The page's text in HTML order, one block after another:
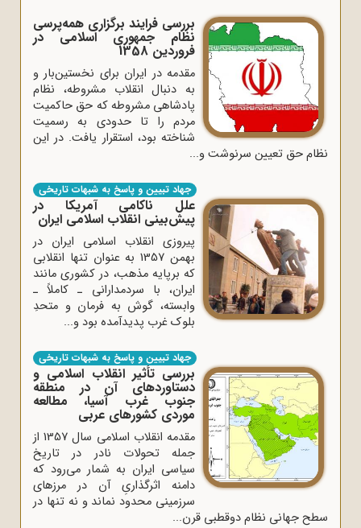
بررسی فرایند برگزاری همه‌پرسی
نظام جمهوری اسلامی در
فروردین 1358
مقدمه در ایران برای نخستین‌بار و
به دنبال انقلاب مشروطه، نظام
پادشاهی مشروطه که حق حاکمیت
مردم را تا حدودی به رسمیت
شناخته بود، استقرار یافت. در این
نظام حق تعیین سرنوشت و...
جهاد تبیین و پاسخ به شبهات تاریخی
علل ناکامی آمریکا در
پیش‌بینی انقلاب اسلامی ایران
پیروزی انقلاب اسلامی ایران در
بهمن 1357 به عنوان تنها انقلابی
که برپایه مذهب، در کشوری مانند
ایران، با سردمدارانی ـ کاملاً ـ
وابسته، گوش به فرمان و متحدِ
بلوک غرب پدیدآمده بود و...
جهاد تبیین و پاسخ به شبهات تاریخی
بررسی تأثیر انقلاب اسلامی و
دستاوردهای آن در منطقه
جنوب غرب آسیا، مطالعه
موردی کشورهای عربی
مقدمه انقلاب اسلامی سال 1357 از
جمله تحولات نادر در تاریخ
سیاسی ایران به شمار می‌رود که
دامنه اثرگذاریِ آن در مرزهای
سرزمینی محدود نماند و نه ‌تنها در
سطح جهانی نظام دوقطبی قرن...